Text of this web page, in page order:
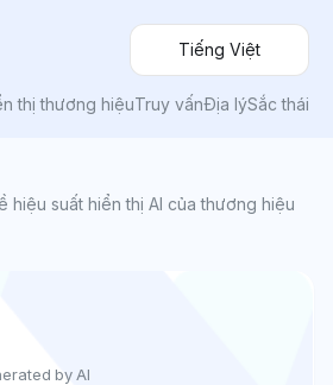
Tiếng Việt
thị thương hiệuTruy vấnĐịa lýSắc thái
hiệu suất hiển thị AI của thương hiệu
by AI